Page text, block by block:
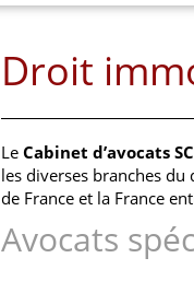
Droit
Le Cabinet d’avocats
les diverses branches
de France et la France
Avocats